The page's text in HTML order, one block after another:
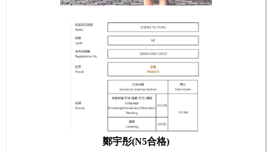
鄭宇彤(N5合格)